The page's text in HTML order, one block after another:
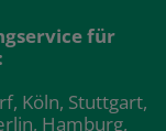
für
Köln, Stuttgart,
Hamburg,